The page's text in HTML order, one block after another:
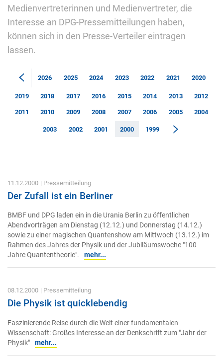
Medienvertreterinnen und Medienvertreter, die
Interesse an DPG-Pressemitteilungen haben,
können sich in den Presse-Verteiler eintragen
lassen.
2026 2025 2024 2023 2022 2021 2020
2019 2018 2017 2016 2015 2014 2013 2012
2011 2010 2009 2008 2007 2006 2005 2004
2003 2002 2001 2000 1999
11.12.2000 | Pressemitteilung
Der Zufall ist ein Berliner
BMBF und DPG laden ein in die Urania Berlin zu öffentlichen
Abendvorträgen am Dienstag (12.12.) und Donnerstag (14.12.)
sowie zu einer magischen Quantenshow am Mittwoch (13.12.) im
Rahmen des Jahres der Physik und der Jubiläumswoche "100
Jahre Quantentheorie".
mehr...
08.12.2000 | Pressemitteilung
Die Physik ist quicklebendig
Faszinierende Reise durch die Welt einer fundamentalen
Wissenschaft: Großes Interesse an der Denkschrift zum "Jahr der
Physik" mehr...